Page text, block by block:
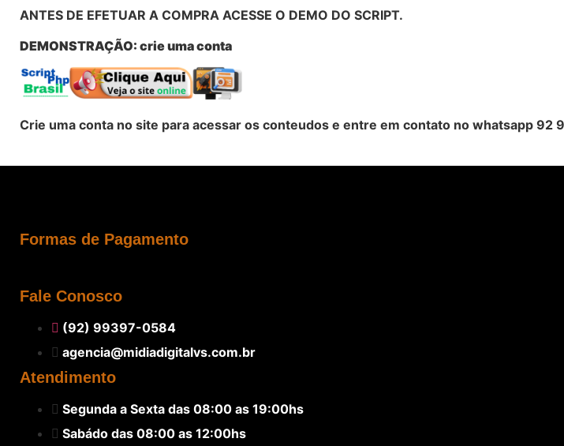
ANTES DE EFETUAR A COMPRA ACESSE O DEMO DO SCRIPT.
DEMONSTRAÇÃO: crie uma conta
Crie uma conta no site para acessar os conteudos e entre em contato no whatsapp 92
Formas de Pagamento
Fale Conosco
(92) 99397-0584
agencia@midiadigitalvs.com.br
Atendimento
Segunda a Sexta das 08:00 as 19:00hs
Sabádo das 08:00 as 12:00hs